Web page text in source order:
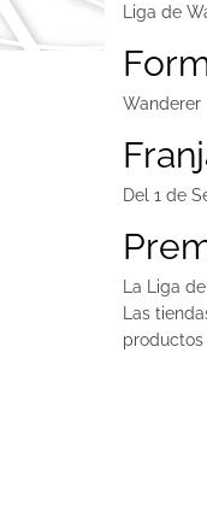
Liga de
Wanderer
Del 1 de
La Liga
Las